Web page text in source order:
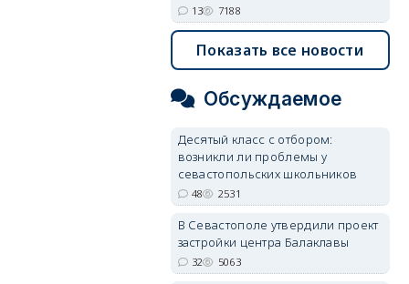
13 7188
Показать все новости
Обсуждаемое
Десятый класс с отбором:
возникли ли проблемы у
севастопольских школьников
48 2531
В Севастополе утвердили проект
застройки центра Балаклавы
32 5063